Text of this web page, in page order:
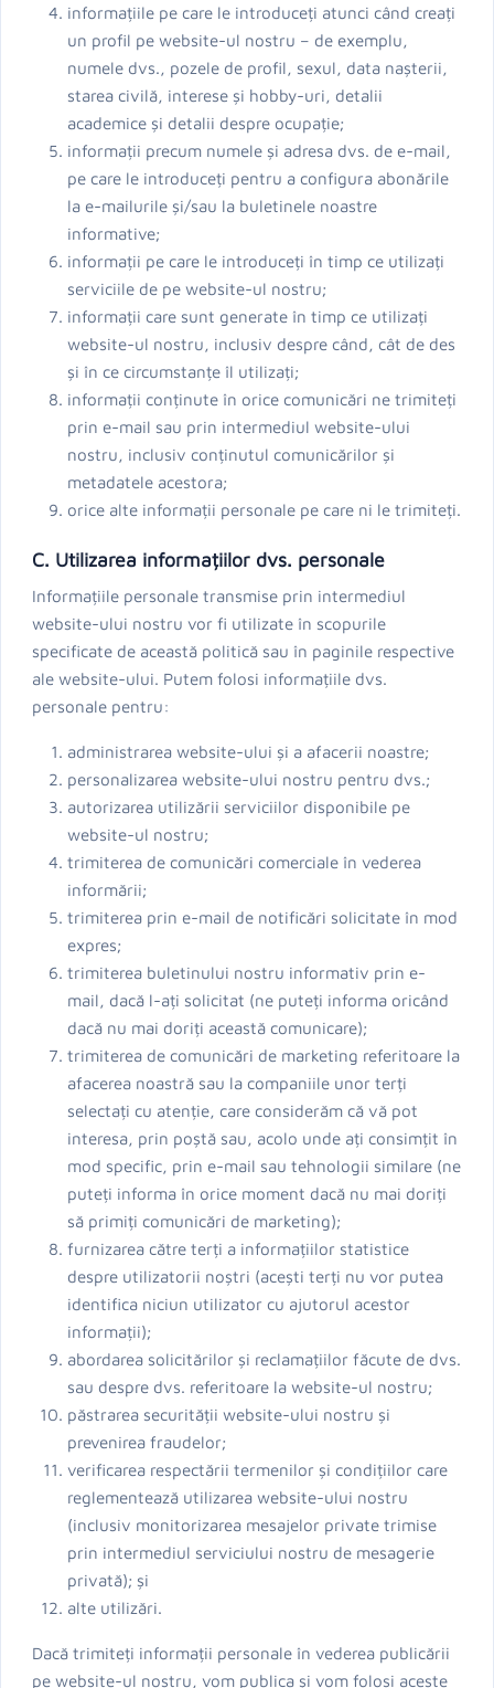
informațiile pe care le introduceți atunci când creați
un profil pe website-ul nostru – de exemplu,
numele dvs., pozele de profil, sexul, data nașterii,
starea civilă, interese și hobby-uri, detalii
academice și detalii despre ocupație;
informații precum numele și adresa dvs. de e-mail,
pe care le introduceți pentru a configura abonările
la e-mailurile și/sau la buletinele noastre
informative;
informații pe care le introduceți în timp ce utilizați
serviciile de pe website-ul nostru;
informații care sunt generate în timp ce utilizați
website-ul nostru, inclusiv despre când, cât de des
și în ce circumstanțe îl utilizați;
informații conținute în orice comunicări ne trimiteți
prin e-mail sau prin intermediul website-ului
nostru, inclusiv conținutul comunicărilor și
metadatele acestora;
orice alte informații personale pe care ni le trimiteți.
C. Utilizarea informațiilor dvs. personale
Informațiile personale transmise prin intermediul
website-ului nostru vor fi utilizate în scopurile
specificate de această politică sau în paginile respective
ale website-ului. Putem folosi informațiile dvs.
personale pentru:
administrarea website-ului și a afacerii noastre;
personalizarea website-ului nostru pentru dvs.;
autorizarea utilizării serviciilor disponibile pe
website-ul nostru;
trimiterea de comunicări comerciale în vederea
informării;
trimiterea prin e-mail de notificări solicitate în mod
expres;
trimiterea buletinului nostru informativ prin e-
mail, dacă l-ați solicitat (ne puteți informa oricând
dacă nu mai doriți această comunicare);
trimiterea de comunicări de marketing referitoare la
afacerea noastră sau la companiile unor terți
selectați cu atenție, care considerăm că vă pot
interesa, prin poștă sau, acolo unde ați consimțit în
mod specific, prin e-mail sau tehnologii similare (ne
puteți informa în orice moment dacă nu mai doriți
să primiți comunicări de marketing);
furnizarea către terți a informațiilor statistice
despre utilizatorii noștri (acești terți nu vor putea
identifica niciun utilizator cu ajutorul acestor
informații);
abordarea solicitărilor și reclamațiilor făcute de dvs.
sau despre dvs. referitoare la website-ul nostru;
păstrarea securității website-ului nostru și
prevenirea fraudelor;
verificarea respectării termenilor și condițiilor care
reglementează utilizarea website-ului nostru
(inclusiv monitorizarea mesajelor private trimise
prin intermediul serviciului nostru de mesagerie
privată); și
alte utilizări.
Dacă trimiteți informații personale în vederea publicării
pe website-ul nostru, vom publica și vom folosi aceste